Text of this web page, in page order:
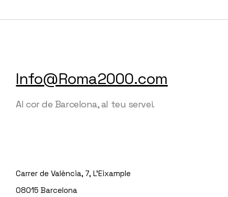
Info@Roma2000.com
Al cor de Barcelona, al teu servei.
Carrer de València, 7, L'Eixample
08015 Barcelona